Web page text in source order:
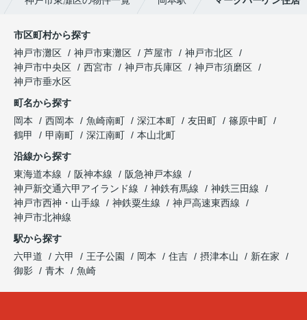
市区町村から探す
神戸市灘区
神戸市東灘区 芦屋市
神戸市北区
神戸市中央区
西宮市 神戸市兵庫区
神戸市須磨区
神戸市垂水区
町名から探す
岡本
西岡本 魚崎南町 深江本町 友田町
篠原中町
鶴甲
甲南町 深江南町
本山北町
沿線から探す
東海道本線
阪神本線
阪急神戸本線
神戸新交通六甲アイランド線
神鉄有馬線
神鉄三田線
神戸市西神・山手線
神鉄粟生線
神戸高速東西線
神戸市北神線
駅から探す
六甲道
六甲 王子公園 岡本 住吉 摂津本山
新在家
御影
青木 魚崎